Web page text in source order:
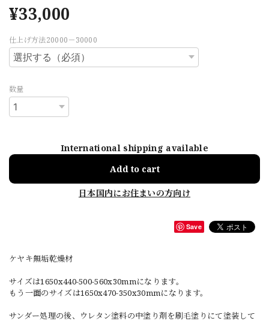
¥33,000
仕上げ方法20000－30000
数量
International shipping available
Add to cart
日本国内にお住まいの方向け
Save
ケヤキ無垢乾燥材
サイズは1650x440-500-560x30mmになります。
もう一面のサイズは1650x470-350x30mmになります。
サンダー処理の後、ウレタン塗料の中塗り剤を刷毛塗りにて塗装して